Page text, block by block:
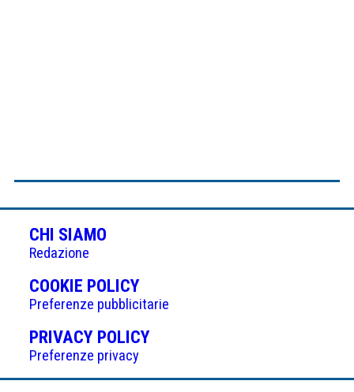
CHI SIAMO
Redazione
COOKIE POLICY(APRE
IN
UNA
NUOVA
Preferenze pubblicitarie
PRIVACY POLICY(APRE
UNA
Preferenze privacy